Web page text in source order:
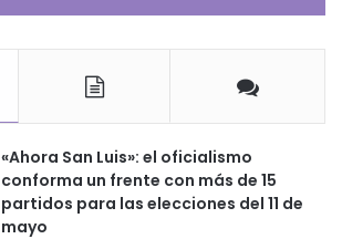
«Ahora San Luis»: el oficialismo
conforma un frente con más de 15
partidos para las elecciones del 11 de
mayo